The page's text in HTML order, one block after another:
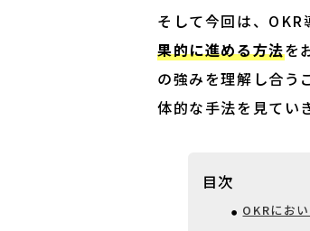
そして今回は、
果的に進める方法を
の強みを理解し合う
体的な手法を見てい
目次
OKRにお